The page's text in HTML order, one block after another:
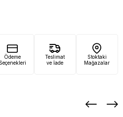
Ödeme
Seçenekleri
Teslimat
ve İade
Stoktaki
Mağazalar